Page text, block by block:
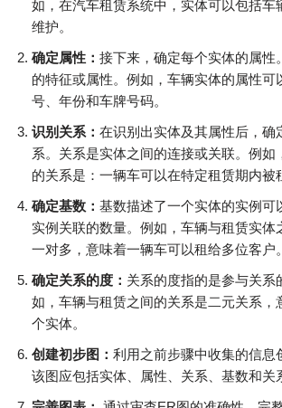
如，在汽车租赁系统中，实体可以包括车
维护。
确定属性： 接下来，确定每个实体的属性
的特征或属性。例如，车辆实体的属性可
号、年份和车牌号码。
识别关系： 在识别出实体及其属性后，确
系。关系是实体之间的连接或关联。例如
的关系是：一辆车可以在特定租赁期内被
确定基数： 基数描述了一个实体的实例可
实例关联的数量。例如，车辆与租赁实体
一对多，意味着一辆车可以租给多位客户。
确定关系的度： 关系的度指的是参与关系
如，车辆与租赁之间的关系是二元关系，
个实体。
创建初步图： 利用之前步骤中收集的信息
该图应包括实体、属性、关系、基数和关